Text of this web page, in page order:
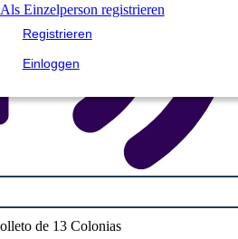
Als Einzelperson registrieren
Registrieren
Einloggen